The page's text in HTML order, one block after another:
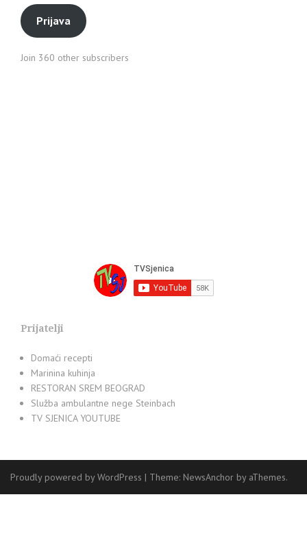
Prijava
Join 360 other subscribers
Prijatelji
Domaći recepti
Marinina kuhinja
RESTORAN SREM BEOGRAD
Služba ambulantne nege Steinbach
TV SJENICA YOUTUBE
Proudly powered by WordPress | Theme: NewsAnchor by aThemes.